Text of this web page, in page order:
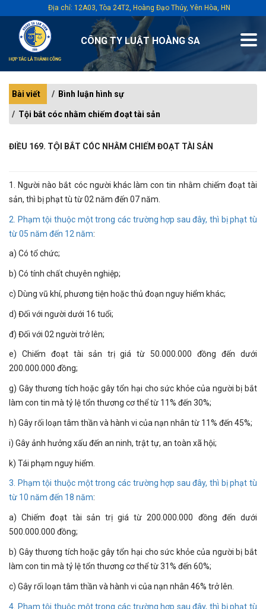
CÔNG TY LUẬT HOÀNG SA
Địa chỉ: 12A03, Tòa 24T2, Hoàng Đạo Thúy, Yên Hòa, HN
Bài viết Bình luận hình sự
Tội bắt cóc nhằm chiếm đoạt tài sản
ĐIỀU 169. TỘI BẮT CÓC NHẰM CHIẾM ĐOẠT TÀI SẢN
1. Người nào bắt cóc người khác làm con tin nhằm chiếm đoạt tài
sản, thì bị phạt tù từ 02 năm đến 07 năm.
2. Phạm tội thuộc một trong các trường hợp sau đây, thì bị phạt tù
từ 05 năm đến 12 năm:
a) Có tổ chức;
b) Có tính chất chuyên nghiệp;
c) Dùng vũ khí, phương tiện hoặc thủ đoạn nguy hiểm khác;
d) Đối với người dưới 16 tuổi;
đ) Đối với 02 người trở lên;
e) Chiếm đoạt tài sản trị giá từ 50.000.000 đồng đến dưới
200.000.000 đồng;
g) Gây thương tích hoặc gây tổn hại cho sức khỏe của người bị bắt
làm con tin mà tỷ lệ tổn thương cơ thể từ 11% đến 30%;
h) Gây rối loạn tâm thần và hành vi của nạn nhân từ 11% đến 45%;
i) Gây ảnh hưởng xấu đến an ninh, trật tự, an toàn xã hội;
k) Tái phạm nguy hiểm.
3. Phạm tội thuộc một trong các trường hợp sau đây, thì bị phạt tù
từ 10 năm đến 18 năm:
a) Chiếm đoạt tài sản trị giá từ 200.000.000 đồng đến dưới
500.000.000 đồng;
b) Gây thương tích hoặc gây tổn hại cho sức khỏe của người bị bắt
làm con tin mà tỷ lệ tổn thương cơ thể từ 31% đến 60%;
c) Gây rối loạn tâm thần và hành vi của nạn nhân 46% trở lên.
4. Phạm tội thuộc một trong các trường hợp sau đây, thì bị phạt tù